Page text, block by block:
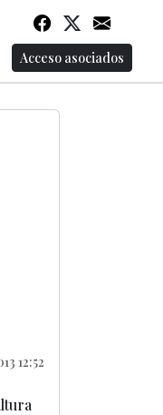
Acceso asociados
12:52